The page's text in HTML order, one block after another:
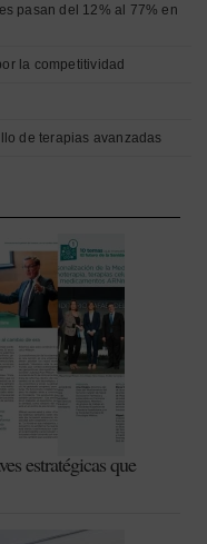
pasan del 12% al 77% en
la competitividad
de terapias avanzadas
estratégicas que